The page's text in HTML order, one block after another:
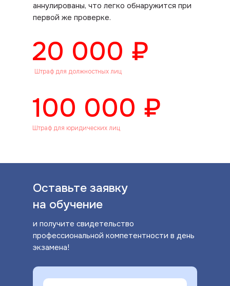
аннулированы, что легко обнаружится при
первой же проверке.
Штраф для должностных лиц
20 000 ₽
Штраф для юридических лиц
100 000 ₽
Оставьте заявку
на обучение
и получите свидетельство
профессиональной компетентности в день
экзамена!